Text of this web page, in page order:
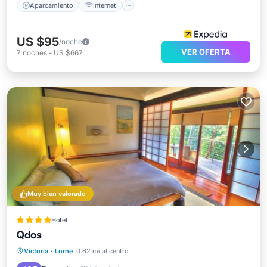
Aparcamiento Internet
US $95/noche
7 noches - US $667 VER OFERTA
Muy bien valorado
Hotel
Qdos
Victoria · Lorne 0.62 mi al centro
Desayuno
Aparcamiento
Balcón/Terraza